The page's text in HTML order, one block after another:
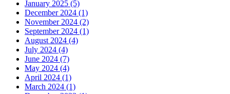
January 2025 (5)
December 2024 (1)
November 2024 (2)
September 2024 (1)
August 2024 (4)
July 2024 (4)
June 2024 (7)
May 2024 (4)
April 2024 (1)
March 2024 (1)